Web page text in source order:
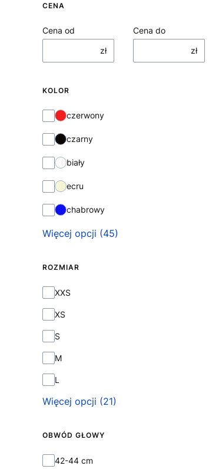
CENA
Cena od
zł
Cena do
zł
KOLOR
Kolorczerwony
czarny
biały
ecru
chabrowy
Więcej opcji (45)
ROZMIAR
ROZMIAR
XXS
XS
S
M
L
Więcej opcji (21)
OBWÓD GŁOWY
Obwód głowy
42-44 cm